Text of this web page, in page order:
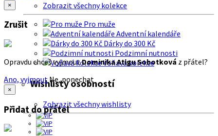
Zobrazit všechny kolekce
Pro muže
Adventní kalendáře
Dárky do 300 Kč
Podzimní nutnosti
Voňavá kolekce
Wishlisty osobností
Zobrazit všechny wishlisty
×
Zrušit
Opravdu chceš vyjmoutDominika Atigu Sobotková z přátel?
Ano, vyjmout Ne, ponechat
×
Přidat do přátel